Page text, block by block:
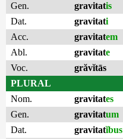
Gen.
gravitatis
Dat.
gravitati
Acc.
gravitatem
Abl.
gravitate
Voc.
grăvĭtās
PLURAL
Nom.
gravitates
Gen.
gravitatum
Dat.
gravitatĭbus